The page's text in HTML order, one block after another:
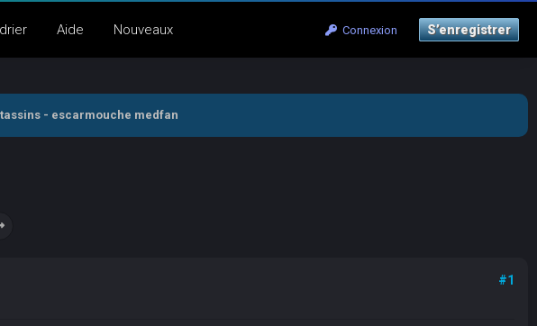
Connexion S’enregistrer
Aide Nouveaux
- escarmouche medfan
#1